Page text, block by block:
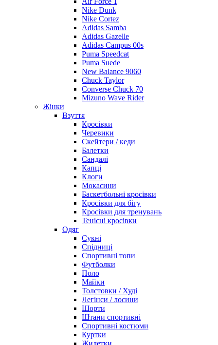
Nike Dunk
Nike Cortez
Adidas Samba
Adidas Gazelle
Adidas Campus 00s
Puma Speedcat
Puma Suede
New Balance 9060
Chuck Taylor
Converse Chuck 70
Mizuno Wave Rider
Жінки
Взуття
Кросівки
Черевики
Скейтери / кеди
Балетки
Сандалі
Капці
Клоги
Мокасини
Баскетбольні кросівки
Кросівки для бігу
Кросівки для тренувань
Тенісні кросівки
Одяг
Сукні
Спідниці
Спортивні топи
Футболки
Поло
Майки
Толстовки / Худі
Легінси / лосини
Шорти
Штани спортивні
Спортивні костюми
Куртки
Жилетки